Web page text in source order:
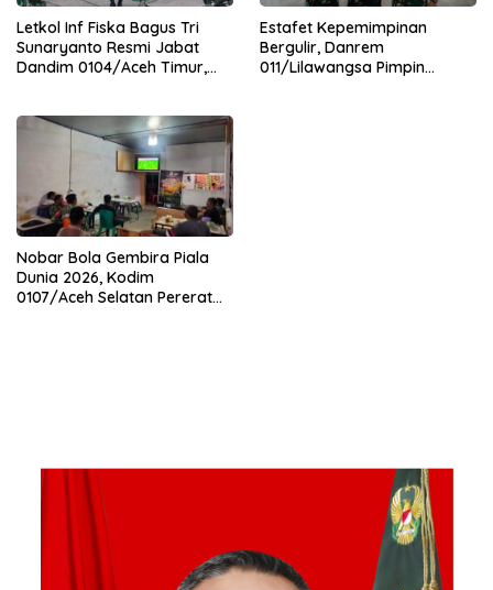
Letkol Inf Fiska Bagus Tri
Sunaryanto Resmi Jabat
Dandim 0104/Aceh Timur,
0104/Atim
Estafet Kepemimpinan
Bergulir, Danrem
011/Lilawangsa Pimpin
Nobar Bola Gembira Piala
Dunia 2026, Kodim
0107/Aceh Selatan Pererat